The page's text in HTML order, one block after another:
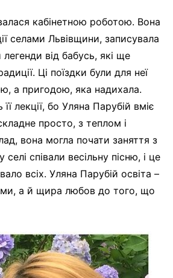
кабінетною роботою. Вона
селами Львівщини, записувала
легенди від бабусь, які ще
Ці поїздки були для неї
а пригодою, яка надихала.
лекції, бо Уляна Парубій вміє
просто, з теплом і
вона могла почати заняття з
селі співали весільну пісню, і це
всіх. Уляна Парубій освіта –
а й щира любов до того, що